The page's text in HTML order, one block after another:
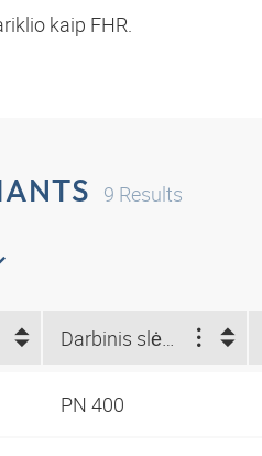
kaip FHR.
9 Results
Darbinis slėgis
PN 400